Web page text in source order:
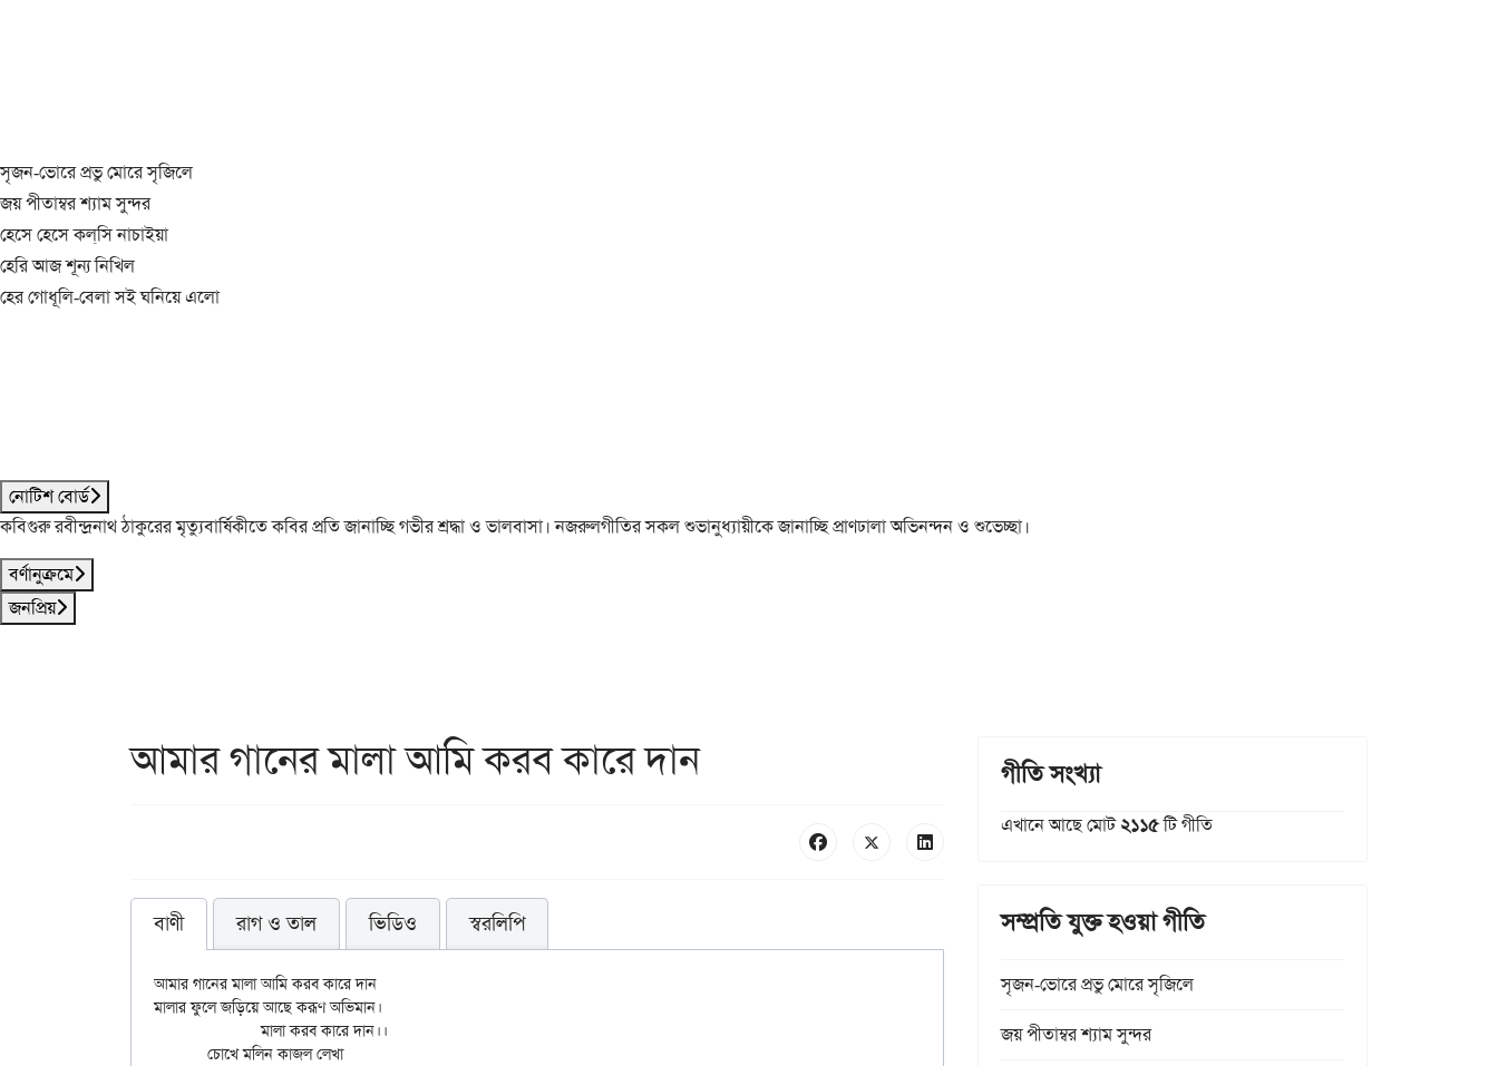
সৃজন-ভোরে প্রভু মোরে সৃজিলে
জয় পীতাম্বর শ্যাম সুন্দর
হেসে হেসে কল্‌সি নাচাইয়া
হেরি আজ শূন্য নিখিল
হের গোধূলি-বেলা সই ঘনিয়ে এলো
নোটিশ বোর্ড
কবিগুরু রবীন্দ্রনাথ ঠাকুরের মৃত্যুবার্ষিকীতে কবির প্রতি জানাচ্ছি গভীর শ্রদ্ধা ও ভালবাসা। নজরুলগীতির সকল শুভানুধ্যায়ীকে জানাচ্ছি প্রাণঢালা অভিনন্দন ও শুভেচ্ছা।
বর্ণানুক্রমে
জনপ্রিয়
আমার গানের মালা আমি করব কারে দান
বাণী রাগ ও তাল ভিডিও স্বরলিপি
আমার গানের মালা আমি করব কারে দান
মালার ফুলে জড়িয়ে আছে করূণ অভিমান।
		মালা করব কারে দান।।
গীতি সংখ্যা
এখানে আছে মোট২১১৫টি গীতি
সম্প্রতি যুক্ত হওয়া গীতি
সৃজন-ভোরে প্রভু মোরে সৃজিলে
জয় পীতাম্বর শ্যাম সুন্দর